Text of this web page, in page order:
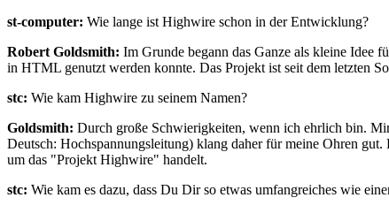
st-computer: Wie lange ist Highwire schon in der Entwicklung?
Robert Goldsmith: Im Grunde begann das Ganze als kleine Idee
in HTML genutzt werden konnte. Das Projekt ist seit dem letzten
stc: Wie kam Highwire zu seinem Namen?
Goldsmith: Durch große Schwierigkeiten, wenn ich ehrlich bin.
Deutsch: Hochspannungsleitung) klang daher für meine Ohren
um das "Projekt Highwire" handelt.
stc: Wie kam es dazu, dass Du Dir so etwas umfangreiches wie